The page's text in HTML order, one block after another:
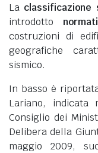
La classificazione
introdotto
costruzioni di
geografiche
sismico.
In basso è
Lariano, indicata
Consiglio dei
Delibera della
maggio 2009,